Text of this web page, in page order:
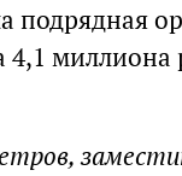
подрядная
4,1